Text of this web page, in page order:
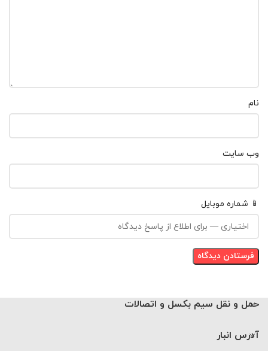
نام
وب‌ سایت
📱 شماره موبایل
حمل و نقل سیم بکسل و اتصالات
آدرس انبار